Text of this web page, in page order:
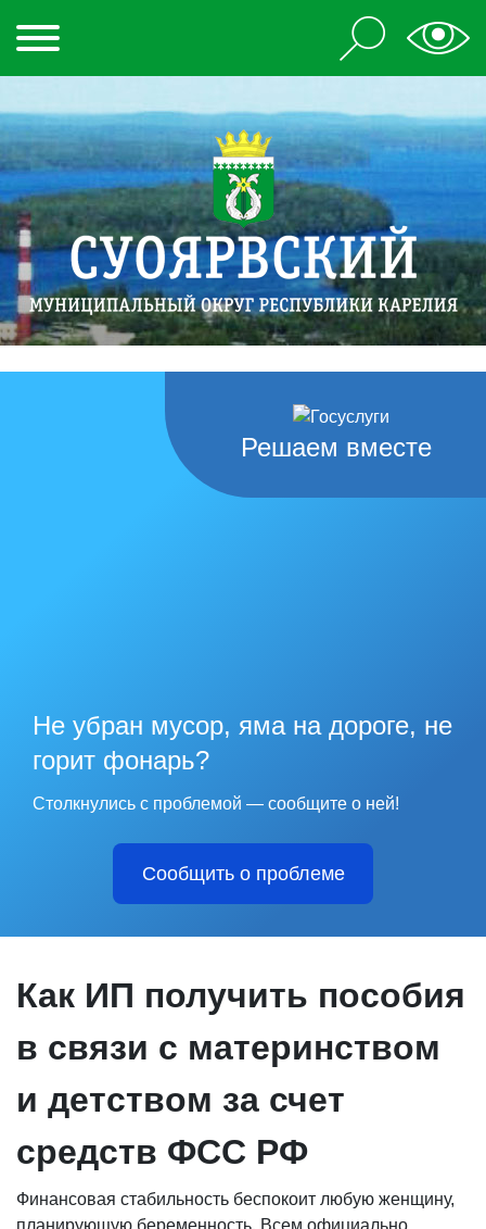
Решаем вместе
Не убран мусор, яма на дороге, не
горит фонарь?
Столкнулись с проблемой — сообщите о ней!
Сообщить о проблеме
Как ИП получить пособия
в связи с материнством
и детством за счет
средств ФСС РФ
Финансовая стабильность беспокоит любую женщину,
планирующую беременность. Всем официально